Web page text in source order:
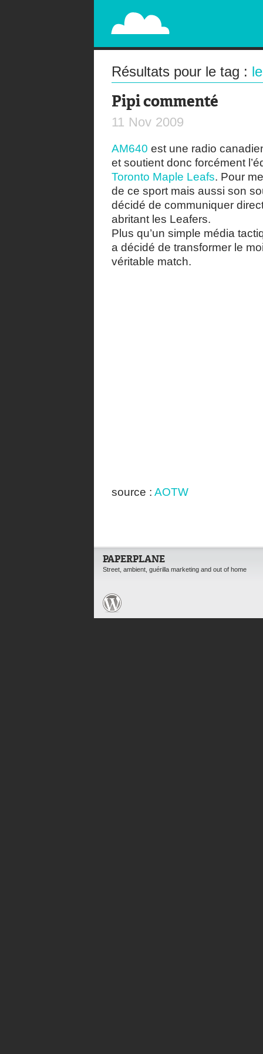
PAPERPLANE
STREET, AMBIENT, GUÉRILLA MARKETING
Résultats pour le tag :
Pipi commenté
11 Nov 2009
AM640 est une radio
et soutient donc forcément
Toronto Maple Leafs. Pour
de ce sport mais aussi son
décidé de communiquer
abritant les Leafers.
Plus qu’un simple média
a décidé de transformer le
véritable match.
source : AOTW
PAPERPLANE
Street, ambient, guérilla marketing and out of home